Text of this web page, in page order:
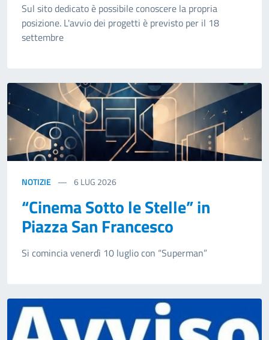
Sul sito dedicato è possibile conoscere la propria
posizione. L'avvio dei progetti è previsto per il 18
settembre
NOTIZIE 6LUG 2026
“Cinema Sotto le Stelle” in
Piazza San Francesco
Si comincia venerdì 10 luglio con “Superman”